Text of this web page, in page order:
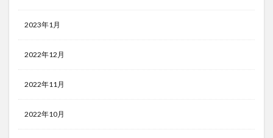
2023年1月
2022年12月
2022年11月
2022年10月